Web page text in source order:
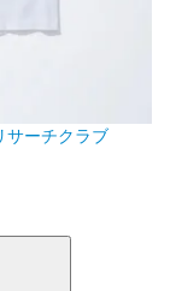
サーチクラブ